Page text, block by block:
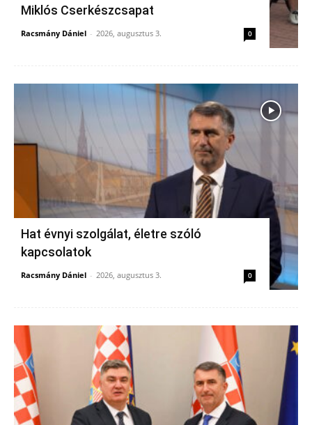
Miklós Cserkészcsapat
Racsmány Dániel - 2026, augusztus 3. 0
Hat évnyi szolgálat, életre szóló
kapcsolatok
Racsmány Dániel - 2026, augusztus 3. 0